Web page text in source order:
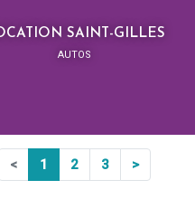
SAINT-GILLES
AUTOS
< 1 2 3 >